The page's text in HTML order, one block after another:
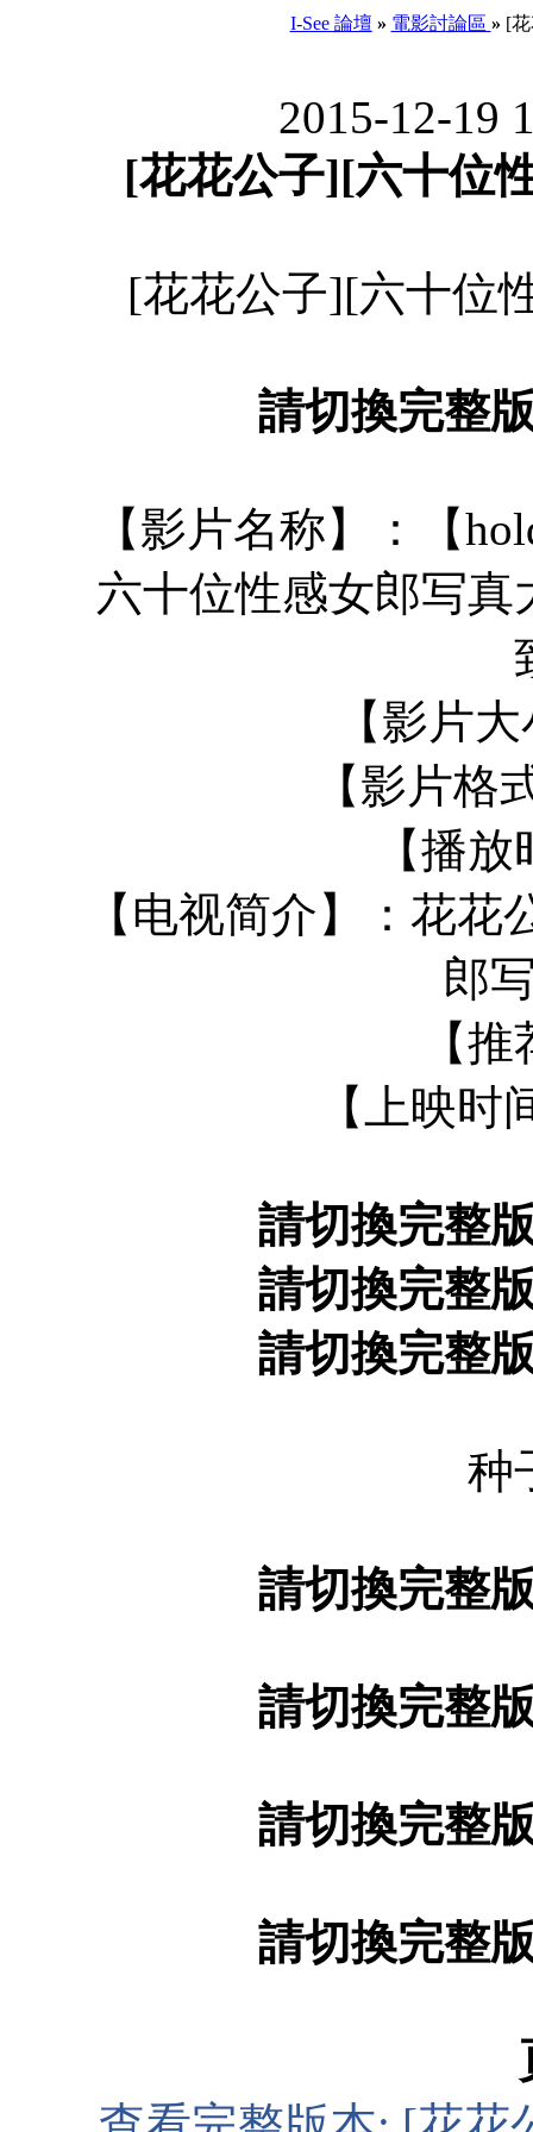
I-See 論壇 » 電影討論區 » [
2015-12-19
[花花公子][六十位
[花花公子][六十位
請切換完整
【影片名称】：【
六十位性感女郎写
【影片
【影片格
【播
【电视简介】：花花
郎
【
【上映时
請切換完整
請切換完整
請切換完整
种
請切換完整
請切換完整
請切換完整
請切換完整